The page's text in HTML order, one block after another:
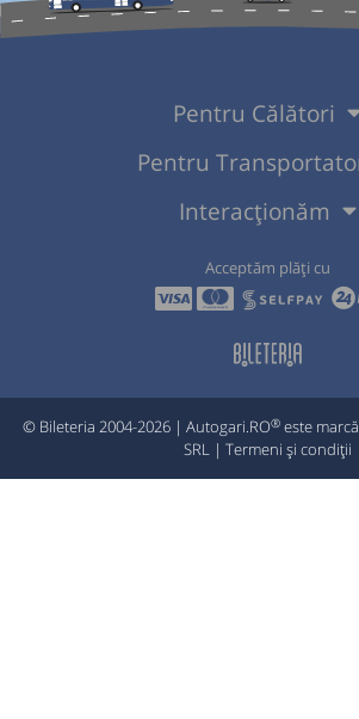
Pentru Călători
Pentru
Interacționăm
Acceptăm plăți cu
© Bileteria 2004-2026 | Autogari.RO®este
SRL | Termeni și condiții